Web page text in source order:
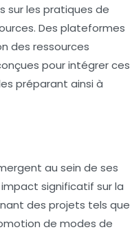
sur les pratiques de
Des plateformes
des ressources
pour intégrer ces
préparant ainsi à
au sein de ses
significatif sur la
des projets tels que
de modes de